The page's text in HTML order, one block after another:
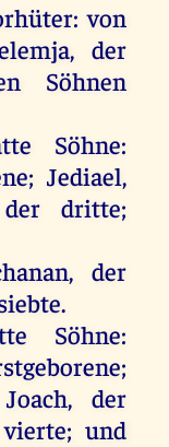
:von
der
Söhnen
Söhne:
;Jediael,
der dritte;
der
Söhne:
;
der
vierte;und